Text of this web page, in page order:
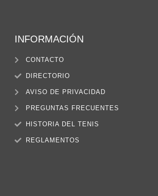
INFORMACIÓN
CONTACTO
DIRECTORIO
AVISO DE PRIVACIDAD
PREGUNTAS FRECUENTES
HISTORIA DEL TENIS
REGLAMENTOS